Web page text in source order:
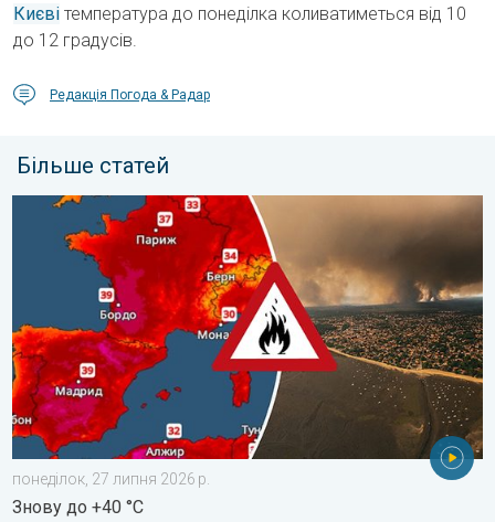
Києві температура до понеділка коливатиметься від 10
до 12 градусів.
Редакція Погода & Радар
Більше статей
Масштабні лісові пожежі в Південно-Західній Європі.
понеділок, 27 липня 2026 р.
Знову до +40 °C